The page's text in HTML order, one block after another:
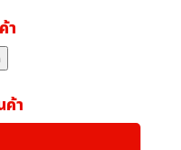
า
ค้า